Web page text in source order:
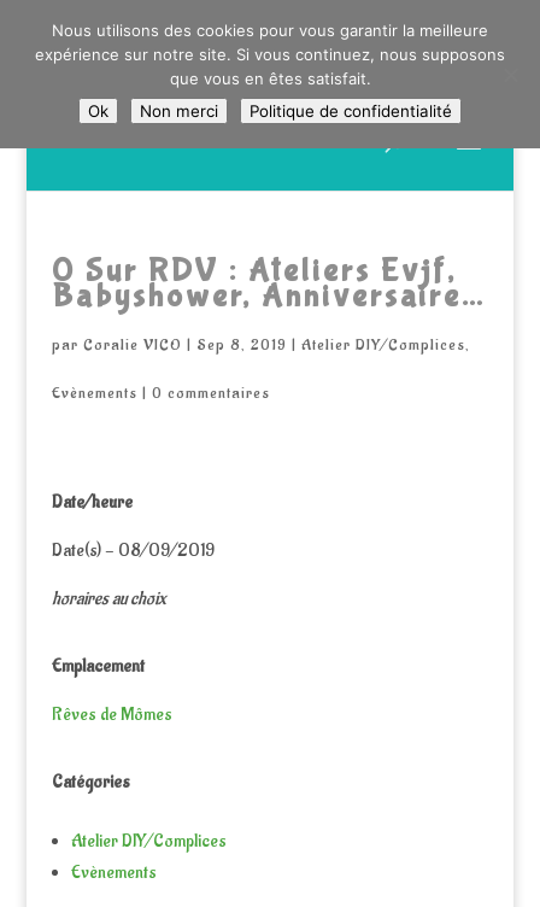
0603176412 - RDV CHEZ SO WATT À SAINT ANDRÉ OU
DANS LA MÉTROPOLE LILLOISE
CRAIENCO@GMAIL.COM
produits
0 Sur RDV : Ateliers Evjf,
Babyshower, Anniversaire…
par Coralie VICO | Sep 8, 2019 | Atelier DIY/Complices,
Evènements | 0 commentaires
Date/heure
Date(s) - 08/09/2019
horaires au choix
Emplacement
Rêves de Mômes
Catégories
Atelier DIY/Complices
Evènements
Nous utilisons des cookies pour vous garantir la meilleure
expérience sur notre site. Si vous continuez, nous supposons
que vous en êtes satisfait.
Ok
Non merci Politique de confidentialité